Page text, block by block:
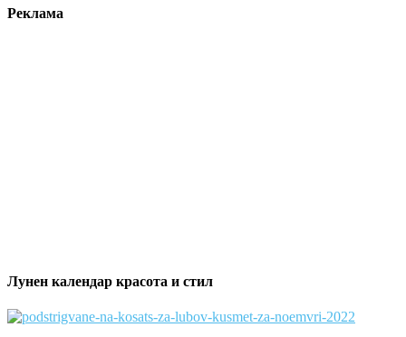
Реклама
Лунен календар красота и стил